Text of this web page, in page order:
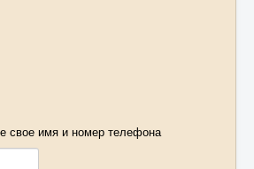
свое имя и номер телефона